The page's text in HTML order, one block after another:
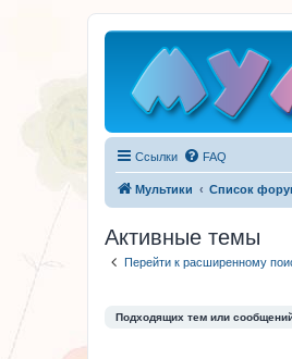
Ссылки FAQ
Мультики Список
Активные темы
Перейти к расширенному
Подходящих тем или